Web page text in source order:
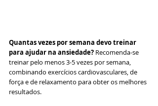
Quantas vezes por semana devo treinar
para ajudar na ansiedade? Recomenda-se
treinar pelo menos 3-5 vezes por semana,
combinando exercícios cardiovasculares, de
força e de relaxamento para obter os melhores
resultados.